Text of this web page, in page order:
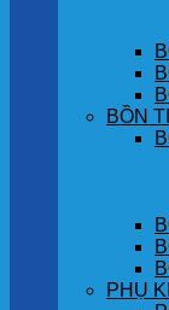
BỒN
PHỤ